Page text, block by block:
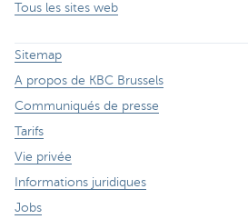
Tous les sites web
Sitemap
A propos de KBC Brussels
Communiqués de presse
Tarifs
Vie privée
Informations juridiques
Jobs